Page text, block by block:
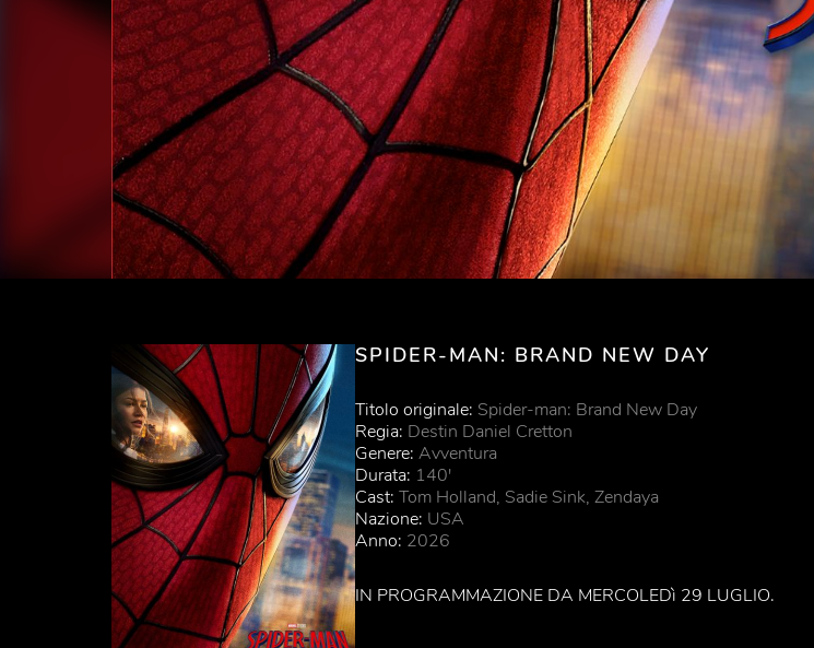
SPIDER-MAN: BRAND NEW DAY
Titolo originale: Spider-man: Brand New Day
Regia: Destin Daniel Cretton
Genere: Avventura
Durata: 140'
Cast: Tom Holland, Sadie Sink, Zendaya
Nazione: USA
Anno: 2026
IN PROGRAMMAZIONE DA MERCOLEDì 29 LUGLIO.